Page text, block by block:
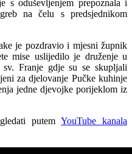
s oduševljenjem prepoznala i
na čelu s predsjednikom
je pozdravio i mjesni župnik
mise uslijedilo je druženje u
sv. Franje gdje su se skupljali
za djelovanje Pučke kuhinje
jedne djevojke porijeklom iz
putem YouTube kanala